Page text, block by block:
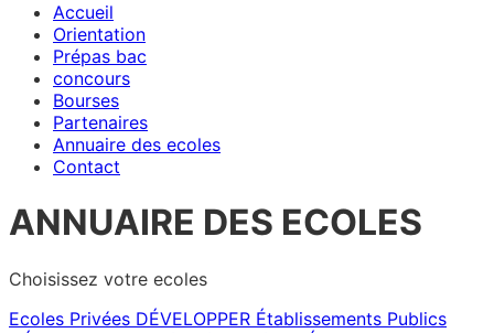
Accueil
Orientation
Prépas bac
concours
Bourses
Partenaires
Annuaire des ecoles
Contact
ANNUAIRE DES ECOLES
Choisissez votre ecoles
Ecoles Privées DÉVELOPPER Établissements Publics